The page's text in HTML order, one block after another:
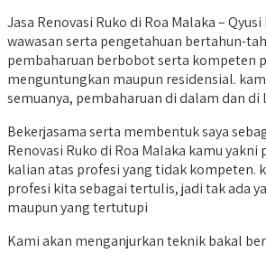
Jasa Renovasi Ruko di Roa Malaka –
wawasan serta pengetahuan bertahun-
pembaharuan berbobot serta kompeten
menguntungkan maupun residensial.
semuanya, pembaharuan di dalam dan di
Bekerjasama serta membentuk saya
Renovasi Ruko di Roa Malaka kamu
kalian atas profesi yang tidak kompeten.
profesi kita sebagai tertulis, jadi tak ada
maupun yang tertutupi
Kami akan menganjurkan teknik bakal